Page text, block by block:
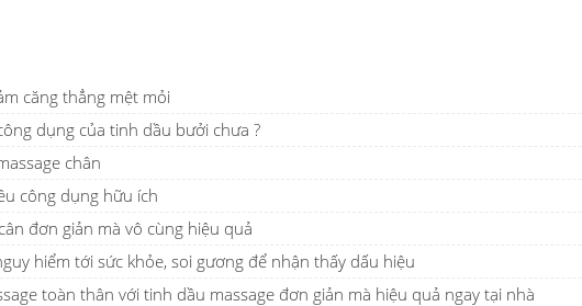
căng thẳng mệt mỏi
dụng của tinh dầu bưởi chưa ?
chân
công dụng hữu ích
đơn giản mà vô cùng hiệu quả
hiểm tới sức khỏe, soi gương để nhận thấy dấu hiệu
toàn thân với tinh dầu massage đơn giản mà hiệu quả ngay tại nhà